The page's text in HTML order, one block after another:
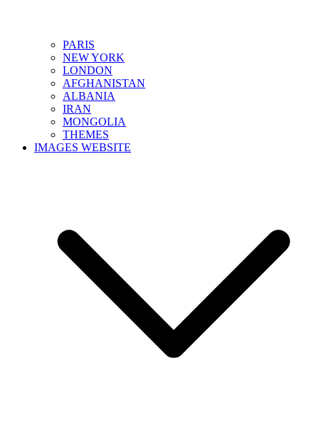
PARIS
NEW YORK
LONDON
AFGHANISTAN
ALBANIA
IRAN
MONGOLIA
THEMES
IMAGES WEBSITE